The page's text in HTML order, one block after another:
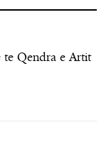
te Qendra e Artit